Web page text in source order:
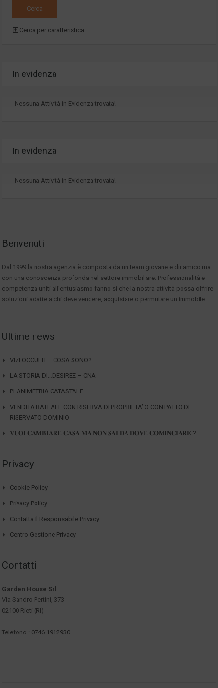
Cerca per caratteristica
In evidenza
Nessuna Attività in Evidenza trovata!
In evidenza
Nessuna Attività in Evidenza trovata!
Benvenuti
Dal 1999 la nostra agenzia è composta da un team giovane e dinamico ma
con una conoscenza profonda nel settore immobiliare. Professionalità e
competenza uniti all'entusiasmo fanno si che la nostra attività possa offrire
soluzioni adatte a chi deve vendere, acquistare o permutare un immobile.
Ultime news
VIZI OCCULTI – COSA SONO?
LA STORIA DI…DESIREE – CNA
PLANIMETRIA CATASTALE
VENDITA RATEALE CON RISERVA DI PROPRIETA’ O CON PATTO DI
RISERVATO DOMINIO
𝐕𝐔𝐎𝐈 𝐂𝐀𝐌𝐁𝐈𝐀𝐑𝐄 𝐂𝐀𝐒𝐀 𝐌𝐀 𝐍𝐎𝐍 𝐒𝐀𝐈 𝐃𝐀 𝐃𝐎𝐕𝐄 𝐂𝐎𝐌𝐈𝐍𝐂𝐈𝐀𝐑𝐄 ?
Privacy
Cookie Policy
Privacy Policy
Contatta Il Responsabile Privacy
Centro Gestione Privacy
Contatti
Garden House Srl
Via Sandro Pertini, 373
02100 Rieti (RI)
Telefono : 0746.1912930